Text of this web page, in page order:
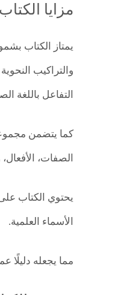
مزايا الكتاب
يمتاز الكتاب
والتراكيب
التفاعل باللغة
كما يتضمن
الصفات،
الأسماء العلمية.
مما يجعله دليلًا